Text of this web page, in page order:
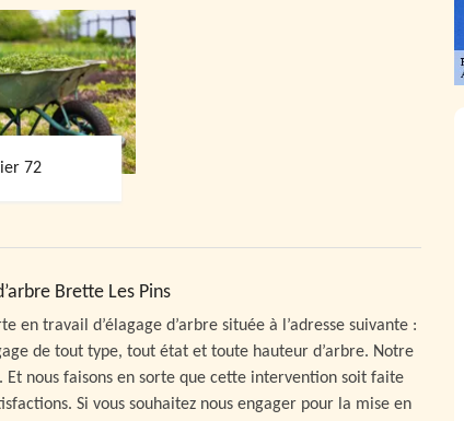
72
Brette Les Pins
travail d’élagage d’arbre située à l’adresse suivante :
de tout type, tout état et toute hauteur d’arbre. Notre
nous faisons en sorte que cette intervention soit faite
Si vous souhaitez nous engager pour la mise en